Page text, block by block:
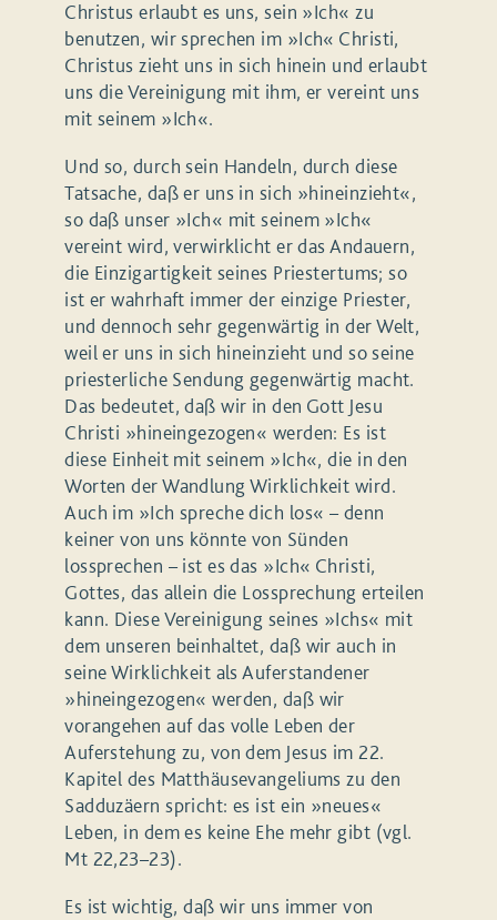
Christus erlaubt es uns, sein »Ich« zu
benutzen, wir sprechen im »Ich« Christi,
Christus zieht uns in sich hinein und erlaubt
uns die Vereinigung mit ihm, er vereint uns
mit seinem »Ich«.
Und so, durch sein Handeln, durch diese
Tatsache, daß er uns in sich »hineinzieht«,
so daß unser »Ich« mit seinem »Ich«
vereint wird, verwirklicht er das Andauern,
die Einzigartigkeit seines Priestertums; so
ist er wahrhaft immer der einzige Priester,
und dennoch sehr gegenwärtig in der Welt,
weil er uns in sich hineinzieht und so seine
priesterliche Sendung gegenwärtig macht.
Das bedeutet, daß wir in den Gott Jesu
Christi »hineingezogen« werden: Es ist
diese Einheit mit seinem »Ich«, die in den
Worten der Wandlung Wirklichkeit wird.
Auch im »Ich spreche dich los« – denn
keiner von uns könnte von Sünden
lossprechen – ist es das »Ich« Christi,
Gottes, das allein die Lossprechung erteilen
kann. Diese Vereinigung seines »Ichs« mit
dem unseren beinhaltet, daß wir auch in
seine Wirklichkeit als Auferstandener
»hineingezogen« werden, daß wir
vorangehen auf das volle Leben der
Auferstehung zu, von dem Jesus im 22.
Kapitel des Matthäusevangeliums zu den
Sadduzäern spricht: es ist ein »neues«
Leben, in dem es keine Ehe mehr gibt (vgl.
Mt 22,23–23).
Es ist wichtig, daß wir uns immer von